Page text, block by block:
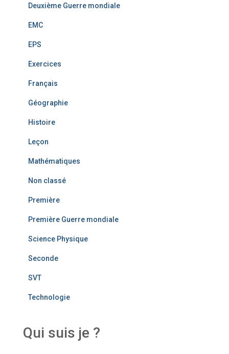
Deuxième Guerre mondiale
EMC
EPS
Exercices
Français
Géographie
Histoire
Leçon
Mathématiques
Non classé
Première
Première Guerre mondiale
Science Physique
Seconde
SVT
Technologie
Qui suis je ?